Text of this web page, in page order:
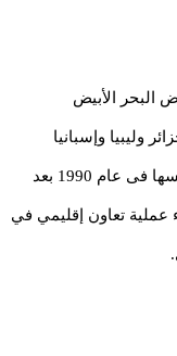
حوض البحر الأبيض
وليبيا وإسبانيا
وفرنسا وإيطاليا ومالطا والبرتغال. وقد تم تأسيسها فى عام 1990 بعد
عملية تعاون إقليمي في